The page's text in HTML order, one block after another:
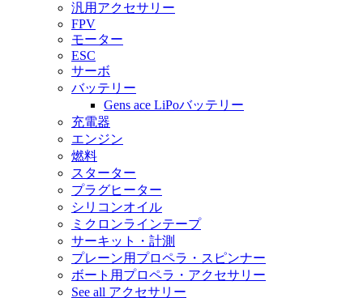
汎用アクセサリー
FPV
モーター
ESC
サーボ
バッテリー
Gens ace LiPoバッテリー
充電器
エンジン
燃料
スターター
プラグヒーター
シリコンオイル
ミクロンラインテープ
サーキット・計測
プレーン用プロペラ・スピンナー
ボート用プロペラ・アクセサリー
See all アクセサリー